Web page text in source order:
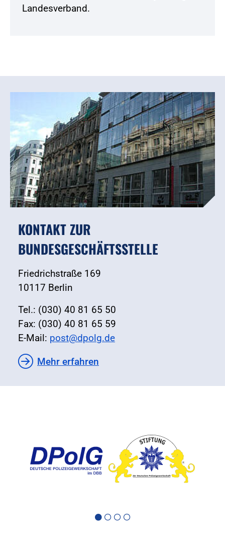
Landesverband.
KONTAKT ZUR
BUNDESGESCHÄFTSSTELLE
Friedrichstraße 169
10117 Berlin
Tel.: (030) 40 81 65 50
Fax: (030) 40 81 65 59
E-Mail: post@dpolg.de
Mehr erfahren